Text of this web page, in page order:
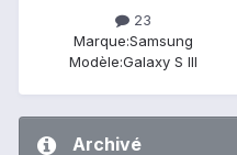
23
Marque:Samsung
Modèle:Galaxy S III
Archivé